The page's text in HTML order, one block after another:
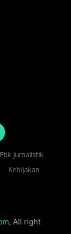
Jurnalistik
Kebijakan
, All right